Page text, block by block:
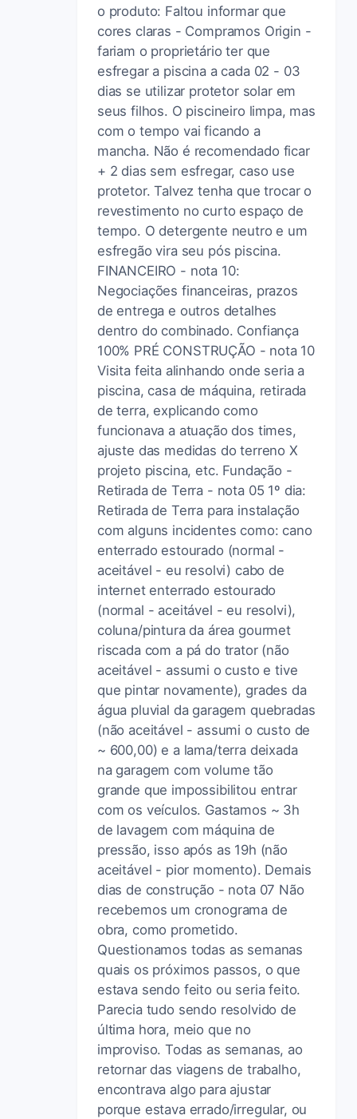
o produto: Faltou informar que
cores claras - Compramos Origin -
fariam o proprietário ter que
esfregar a piscina a cada 02 - 03
dias se utilizar protetor solar em
seus filhos. O piscineiro limpa, mas
com o tempo vai ficando a
mancha. Não é recomendado ficar
+ 2 dias sem esfregar, caso use
protetor. Talvez tenha que trocar o
revestimento no curto espaço de
tempo. O detergente neutro e um
esfregão vira seu pós piscina.
FINANCEIRO - nota 10:
Negociações financeiras, prazos
de entrega e outros detalhes
dentro do combinado. Confiança
100% PRÉ CONSTRUÇÃO - nota 10
Visita feita alinhando onde seria a
piscina, casa de máquina, retirada
de terra, explicando como
funcionava a atuação dos times,
ajuste das medidas do terreno X
projeto piscina, etc. Fundação -
Retirada de Terra - nota 05 1º dia:
Retirada de Terra para instalação
com alguns incidentes como: cano
enterrado estourado (normal -
aceitável - eu resolvi) cabo de
internet enterrado estourado
(normal - aceitável - eu resolvi),
coluna/pintura da área gourmet
riscada com a pá do trator (não
aceitável - assumi o custo e tive
que pintar novamente), grades da
água pluvial da garagem quebradas
(não aceitável - assumi o custo de
~ 600,00) e a lama/terra deixada
na garagem com volume tão
grande que impossibilitou entrar
com os veículos. Gastamos ~ 3h
de lavagem com máquina de
pressão, isso após as 19h (não
aceitável - pior momento). Demais
dias de construção - nota 07 Não
recebemos um cronograma de
obra, como prometido.
Questionamos todas as semanas
quais os próximos passos, o que
estava sendo feito ou seria feito.
Parecia tudo sendo resolvido de
última hora, meio que no
improviso. Todas as semanas, ao
retornar das viagens de trabalho,
encontrava algo para ajustar
porque estava errado/irregular, ou